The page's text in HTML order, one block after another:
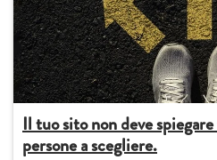
Il tuo sito non deve
persone a scegliere.